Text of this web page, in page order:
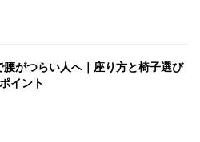
腰がつらい人へ｜座り方と椅子選び
イント